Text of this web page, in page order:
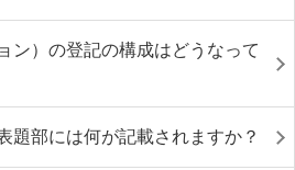
ン）の登記の構成はどうなって
題部には何が記載されますか？